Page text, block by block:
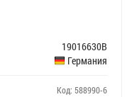
19016630B
Германия
Код: 588990-6